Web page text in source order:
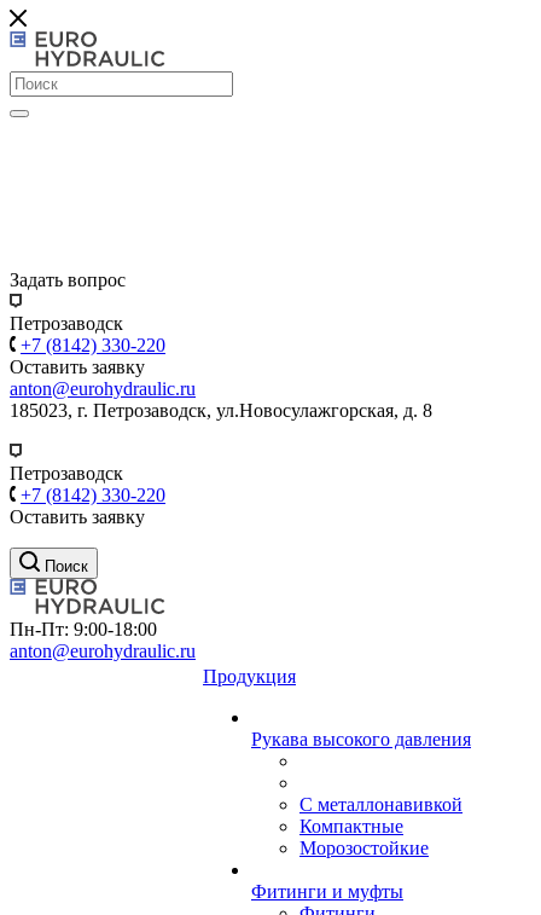
Задать вопрос
Петрозаводск
+7 (8142) 330-220
Оставить заявку
anton@eurohydraulic.ru
185023, г. Петрозаводск, ул.Новосулажгорская, д. 8
Петрозаводск
+7 (8142) 330-220
Оставить заявку
Поиск
Пн-Пт: 9:00-18:00
anton@eurohydraulic.ru
Продукция
Рукава высокого давления
С металлонавивкой
Компактные
Морозостойкие
Фитинги и муфты